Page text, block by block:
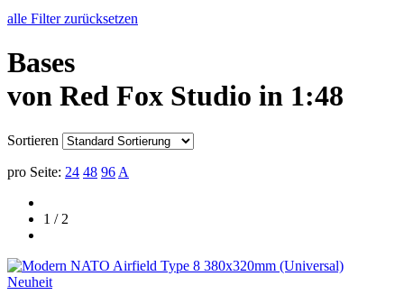
alle Filter zurücksetzen
Bases
von Red Fox Studio in 1:48
Sortieren
pro Seite: 24 48 96 A
1 / 2
Neuheit